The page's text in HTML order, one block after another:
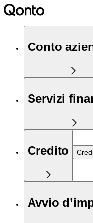
Conto
Servizi
Credito
Avvio